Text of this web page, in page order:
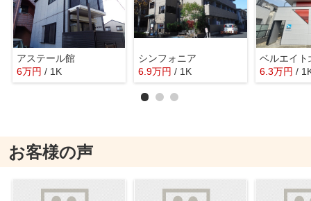
アステール館
6万円 / 1K
シンフォニア
6.9万円 / 1K
ベルエイ
6.3万円 /
お客様の声